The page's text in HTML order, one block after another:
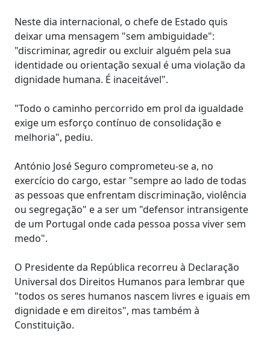
Neste dia internacional, o chefe de Estado quis
deixar uma mensagem "sem ambiguidade":
"discriminar, agredir ou excluir alguém pela sua
identidade ou orientação sexual é uma violação da
dignidade humana. É inaceitável".
"Todo o caminho percorrido em prol da igualdade
exige um esforço contínuo de consolidação e
melhoria", pediu.
António José Seguro comprometeu-se a, no
exercício do cargo, estar "sempre ao lado de todas
as pessoas que enfrentam discriminação, violência
ou segregação" e a ser um "defensor intransigente
de um Portugal onde cada pessoa possa viver sem
medo".
O Presidente da República recorreu à Declaração
Universal dos Direitos Humanos para lembrar que
"todos os seres humanos nascem livres e iguais em
dignidade e em direitos", mas também à
Constituição.